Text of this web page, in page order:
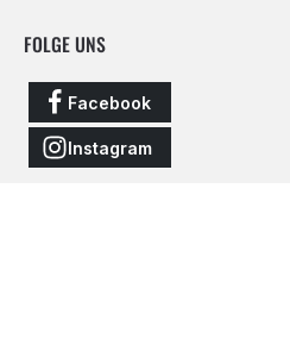
FOLGE UNS
Facebook
Instagram